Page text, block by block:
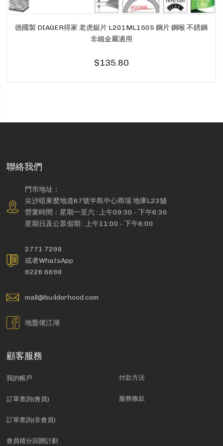
德國製 DIAGER得家 老虎鋸片 L201ML1505 鋼片 鋼喉 不銹鋼
非鐵金屬適用
$135.80
聯絡我們
門市地址：
尖沙咀東麼地道67號半島中心商場 地庫L23舖
營業時間：星期一至六 : 上午09:30 - 下午6:30
星期日及公眾假期 : 上午11:00 - 下午6:00
2771 7298
或者WhatsApp
9226 6698
mall@builderhood.com
地盤佬江湖
顧客服務
我的帳戶
訂單查詢(會員)
訂單查詢(非會員)
會員積分回贈計劃
付款方法
服務條款